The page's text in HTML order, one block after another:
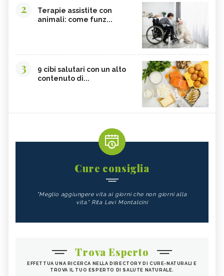
2
Terapie assistite con
animali: come funz...
3
9 cibi salutari con un alto
contenuto di...
Cure consiglia
"Meglio aggiungere vita ai giorni che non giorni alla
vita." Rita Levi Montalcini
Trova Esperto
EFFETTUA UNA RICERCA NELLA DIRECTORY DI CURE-NATURALI E
TROVA IL TUO ESPERTO DI SALUTE NATURALE.